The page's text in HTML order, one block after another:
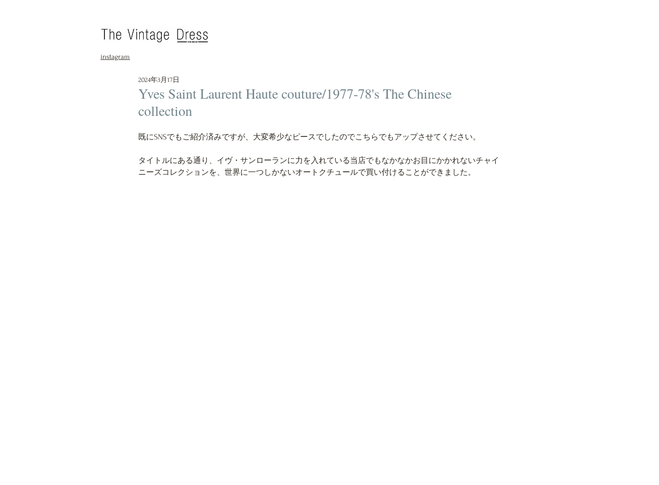
instagram
Yves Saint Laurent Haute couture/1977-78's The Chinese
collection
2024年3月17日
既にSNSでもご紹介済みですが、大変希少なピースでしたのでこちらでもアップさせてください。
タイトルにある通り、イヴ・サンローランに力を入れている当店でもなかなかお目にかかれないチャイ
ニーズコレクションを、世界に一つしかないオートクチュールで買い付けることができました。